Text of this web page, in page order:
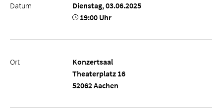
Datum
Dienstag, 03.06.2025
19:00 Uhr
Ort
Konzertsaal
Theaterplatz 16
52062 Aachen